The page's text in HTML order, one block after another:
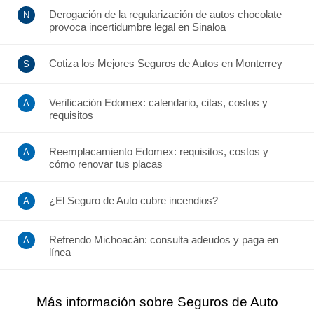
Derogación de la regularización de autos chocolate
provoca incertidumbre legal en Sinaloa
Cotiza los Mejores Seguros de Autos en Monterrey
Verificación Edomex: calendario, citas, costos y
requisitos
Reemplacamiento Edomex: requisitos, costos y
cómo renovar tus placas
¿El Seguro de Auto cubre incendios?
Refrendo Michoacán: consulta adeudos y paga en
línea
Más información sobre Seguros de Auto